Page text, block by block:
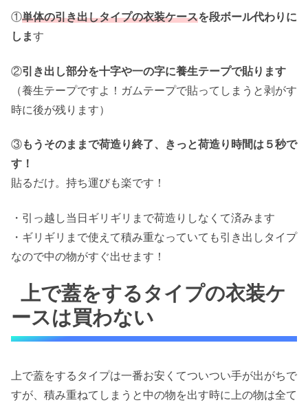
①単体の引き出しタイプの衣装ケースを段ボール代わりに
します
②引き出し部分を十字や一の字に養生テープで貼ります
（養生テープですよ！ガムテープで貼ってしまうと剥がす
時に後が残ります）
③もうそのままで荷造り終了、きっと荷造り時間は５秒で
す！
貼るだけ。持ち運びも楽です！
・引っ越し当日ギリギリまで荷造りしなくて済みます
・ギリギリまで使えて積み重なっていても引き出しタイプ
なので中の物がすぐ出せます！
上で蓋をするタイプの衣装ケ
ースは買わない
上で蓋をするタイプは一番お安くてついつい手が出がちで
すが、積み重ねてしまうと中の物を出す時に上の物は全て